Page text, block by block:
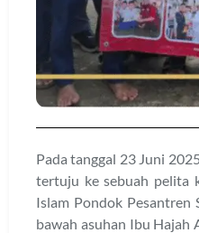
Pada tanggal 23 Juni
tertuju ke sebuah pelita
Islam Pondok
bawah asuhan Ibu Hajah